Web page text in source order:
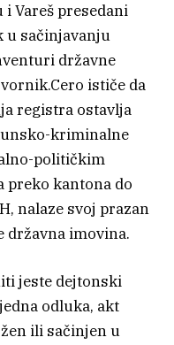
i Vareš presedani
u sačinjavanju
državne
ističe da
registra ostavlja
kriminalne
političkim
preko kantona do
nalaze svoj prazan
državna imovina.
jeste dejtonski
odluka, akt
ili sačinjen u